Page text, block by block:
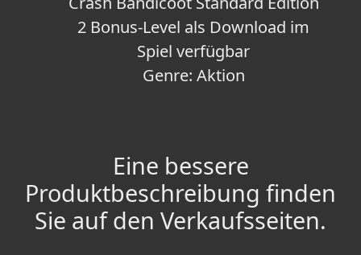
2 Bonus-Level als Download im
Spiel verfügbar
Genre: Aktion
Eine bessere
Produktbeschreibung finden
Sie auf den Verkaufsseiten.